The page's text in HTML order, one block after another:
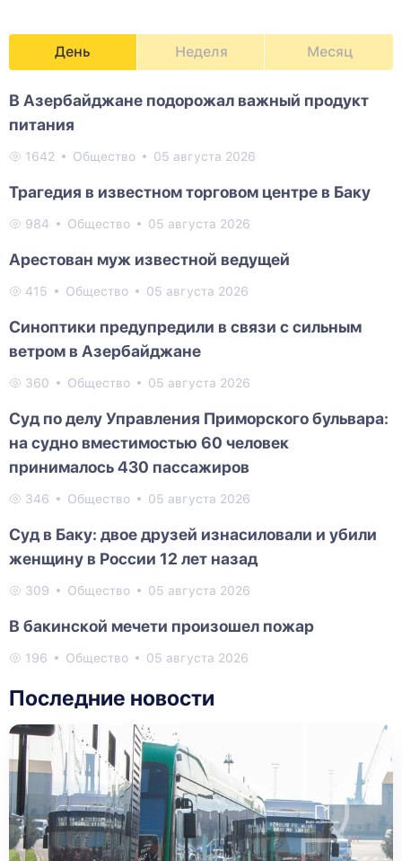
День Неделя Месяц
В Азербайджане подорожал важный продукт
питания
1642 Общество 05 августа 2026
Трагедия в известном торговом центре в Баку
984 Общество 05 августа 2026
Арестован муж известной ведущей
415 Общество 05 августа 2026
Синоптики предупредили в связи с сильным
ветром в Азербайджане
360 Общество 05 августа 2026
Суд по делу Управления Приморского бульвара:
на судно вместимостью 60 человек
принималось 430 пассажиров
346 Общество 05 августа 2026
Суд в Баку: двое друзей изнасиловали и убили
женщину в России 12 лет назад
309 Общество 05 августа 2026
В бакинской мечети произошел пожар
196 Общество 05 августа 2026
Последние новости